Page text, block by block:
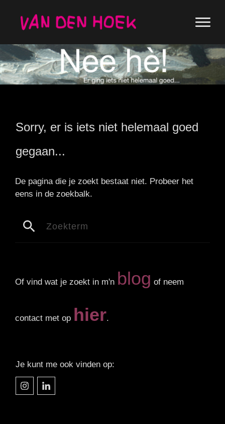
Sorry, er is iets niet helemaal goed
gegaan...
De pagina die je zoekt bestaat niet. Probeer het
eens in de zoekbalk.
Of vind wat je zoekt in m'n blog of neem
contact met op hier.
Je kunt me ook vinden op: